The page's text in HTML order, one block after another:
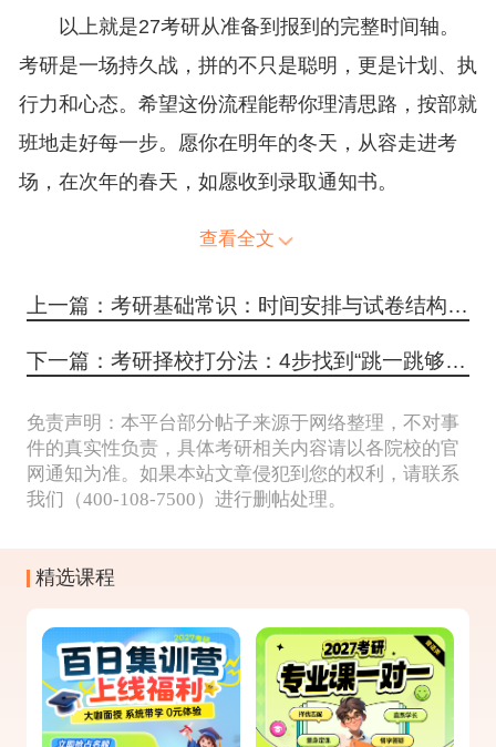
以上就是27考研从准备到报到的完整时间轴。
考研是一场持久战，拼的不只是聪明，更是计划、执
行力和心态。希望这份流程能帮你理清思路，按部就
班地走好每一步。愿你在明年的冬天，从容走进考
场，在次年的春天，如愿收到录取通知书。
查看全文
上一篇：考研基础常识：时间安排与试卷结构详解
下一篇：考研择校打分法：4步找到“跳一跳够得着”的学校
免责声明：本平台部分帖子来源于网络整理，不对事
件的真实性负责，具体考研相关内容请以各院校的官
网通知为准。如果本站文章侵犯到您的权利，请联系
我们（400-108-7500）进行删帖处理。
精选课程